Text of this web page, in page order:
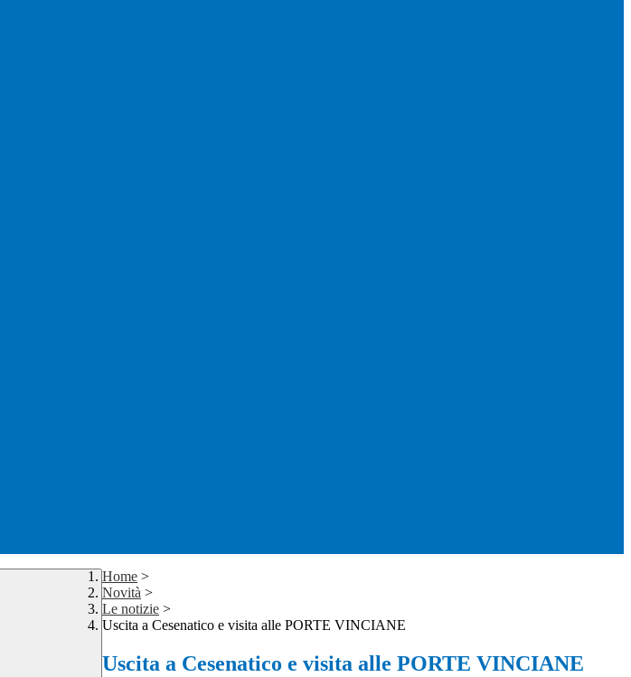
Home >
Novità >
Le notizie >
Uscita a Cesenatico e visita alle PORTE VINCIANE
Uscita a Cesenatico e visita alle PORTE VINCIANE